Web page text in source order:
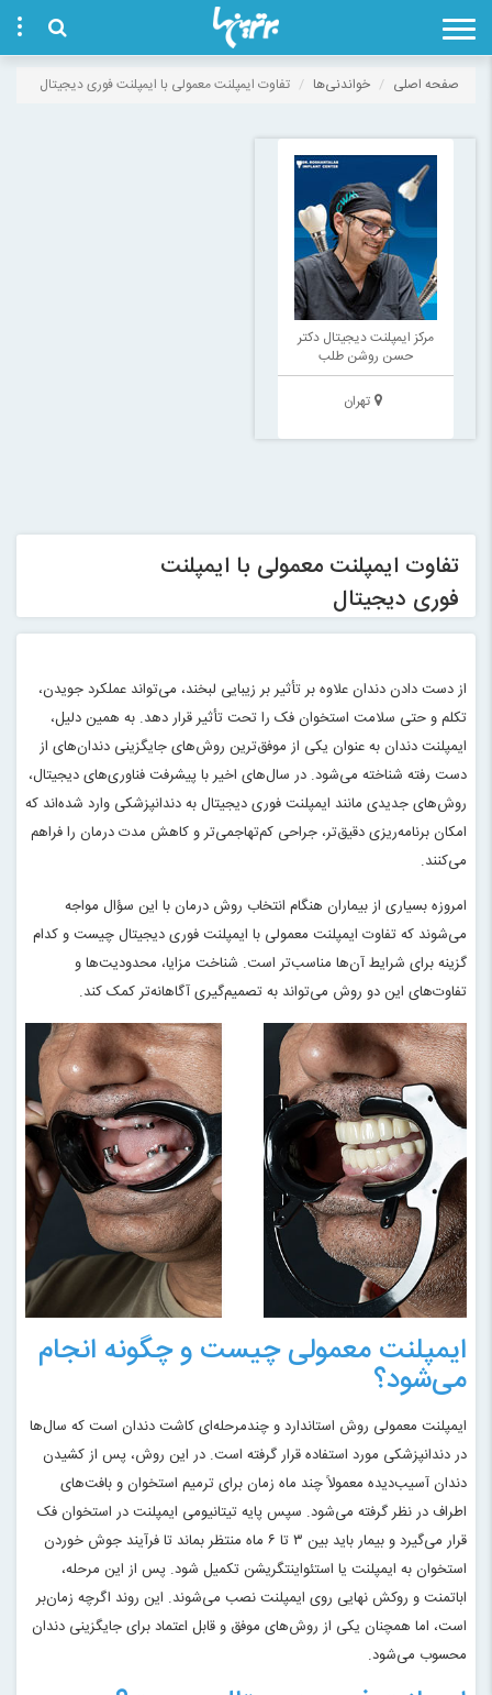
صفحه اصلی خواندنی‌ها تفاوت ایمپلنت معمولی با ایمپلنت فوری دیجیتال
مرکز ایمپلنت دیجیتال دکتر
حسن روشن طلب
تهران
تفاوت ایمپلنت معمولی با ایمپلنت
فوری دیجیتال
از دست دادن دندان علاوه بر تأثیر بر زیبایی لبخند، می‌تواند عملکرد جویدن،
تکلم و حتی سلامت استخوان فک را تحت تأثیر قرار دهد. به همین دلیل،
ایمپلنت دندان به عنوان یکی از موفق‌ترین روش‌های جایگزینی دندان‌های از
دست رفته شناخته می‌شود. در سال‌های اخیر با پیشرفت فناوری‌های دیجیتال،
روش‌های جدیدی مانند ایمپلنت فوری دیجیتال به دندانپزشکی وارد شده‌اند که
امکان برنامه‌ریزی دقیق‌تر، جراحی کم‌تهاجمی‌تر و کاهش مدت درمان را فراهم
می‌کنند.
امروزه بسیاری از بیماران هنگام انتخاب روش درمان با این سؤال مواجه
می‌شوند که تفاوت ایمپلنت معمولی با ایمپلنت فوری دیجیتال چیست و کدام
گزینه برای شرایط آن‌ها مناسب‌تر است. شناخت مزایا، محدودیت‌ها و
تفاوت‌های این دو روش می‌تواند به تصمیم‌گیری آگاهانه‌تر کمک کند.
ایمپلنت معمولی چیست و چگونه انجام
می‌شود؟
ایمپلنت معمولی روش استاندارد و چندمرحله‌ای کاشت دندان است که سال‌ها
در دندانپزشکی مورد استفاده قرار گرفته است. در این روش، پس از کشیدن
دندان آسیب‌دیده معمولاً چند ماه زمان برای ترمیم استخوان و بافت‌های
اطراف در نظر گرفته می‌شود. سپس پایه تیتانیومی ایمپلنت در استخوان فک
قرار می‌گیرد و بیمار باید بین ۳ تا ۶ ماه منتظر بماند تا فرآیند جوش خوردن
استخوان به ایمپلنت یا استئواینتگریشن تکمیل شود. پس از این مرحله،
اباتمنت و روکش نهایی روی ایمپلنت نصب می‌شوند. این روند اگرچه زمان‌بر
است، اما همچنان یکی از روش‌های موفق و قابل اعتماد برای جایگزینی دندان
محسوب می‌شود.